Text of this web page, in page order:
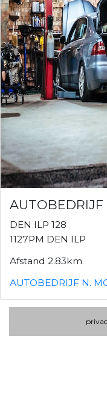
AUTOBEDRIJF
DEN ILP 128
1127PM DEN ILP
Afstand 2.83km
AUTOBEDRIJF N.